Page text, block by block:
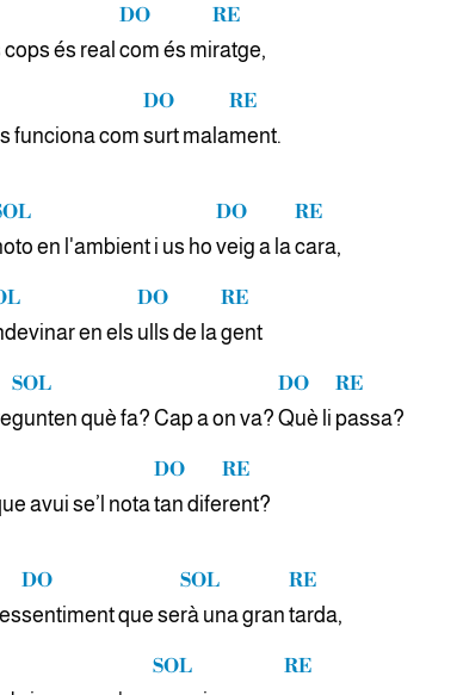
és real
DO
com és mi
RE
ratge,
funciona com
DO
surt mala
RE
ment.
en l'ambient i us ho
DO
veig a la
RE
cara,
en els
DO
ulls de la
RE
gent
SOL
gunten què fa? Cap a on va?
DO
Què li
RE
passa?
avui se’l nota
DO
tan dife
RE
rent?
DO
sentiment que se
SOL
rà una gran
RE
tarda,
SOL
RE